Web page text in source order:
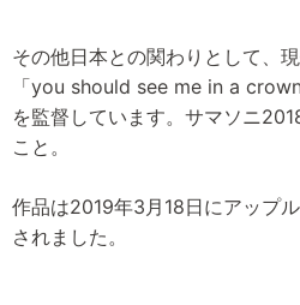
その他日本との関わりとして、
「you should see me in a
を監督しています。サマソニ
こと。
作品は2019年3月18日にアップ
されました。